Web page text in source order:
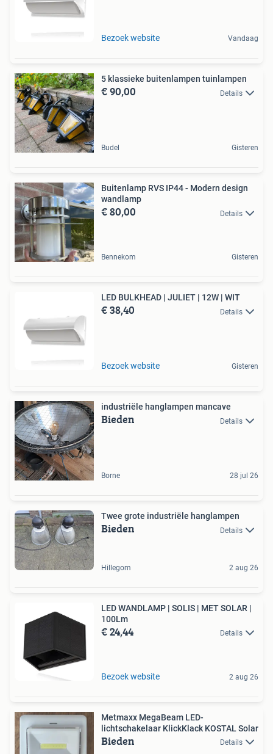
Bezoek website Vandaag
5 klassieke buitenlampen tuinlampen
€ 90,00 Details
Budel Gisteren
Buitenlamp RVS IP44 - Modern design
wandlamp
€ 80,00 Details
Bennekom Gisteren
LED BULKHEAD | JULIET | 12W | WIT
€ 38,40 Details
Bezoek website Gisteren
industriële hanglampen mancave
Bieden Details
Borne 28 jul 26
Twee grote industriële hanglampen
Bieden Details
Hillegom 2 aug 26
LED WANDLAMP | SOLIS | MET SOLAR |
100Lm
€ 24,44 Details
Bezoek website 2 aug 26
Metmaxx MegaBeam LED-
lichtschakelaar KlickKlack KOSTAL Solar
Bieden Details